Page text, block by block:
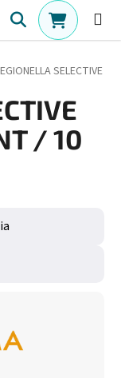
Hľadať
SELECTIVE
/ 10
hviezdičiek.